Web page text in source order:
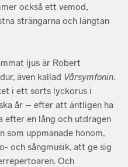
också ett vemod,
strängarna och längtan
ljus är Robert
även kallad Vårsymfonin.
i ett sorts lyckorus i
år – efter att äntligen ha
efter en lång och utdragen
som uppmanade honom,
och sångmusik, att ge sig
Och